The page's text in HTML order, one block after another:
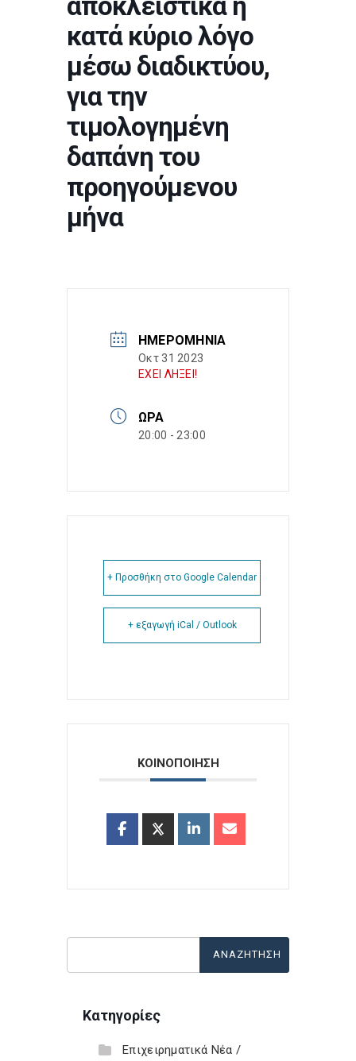
κατά κύριο λόγο
μέσω διαδικτύου,
για την
τιμολογημένη
δαπάνη του
προηγούμενου
μήνα
ΗΜΕΡΟΜΗΝΊΑ
Οκτ 31 2023
ΕΧΕΙ ΛΗΞΕΙ!
ΏΡΑ
20:00 - 23:00
+ Προσθήκη στο Google Calendar
+ εξαγωγή iCal / Outlook
ΚΟΙΝΟΠΟΙΗΣΗ
Κατηγορίες
Επιχειρηματικά Νέα /